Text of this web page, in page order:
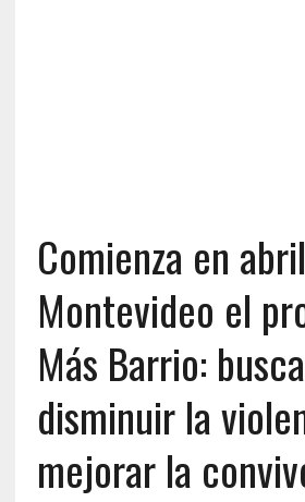
Comienza en
Montevideo el
Más Barrio: busca
disminuir la
mejorar la